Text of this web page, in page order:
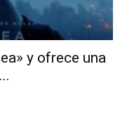
y ofrece una